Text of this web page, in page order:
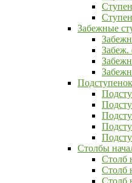
Забежные
Забеж.
Подступенок
Столбы
Столб
Столб
Столб